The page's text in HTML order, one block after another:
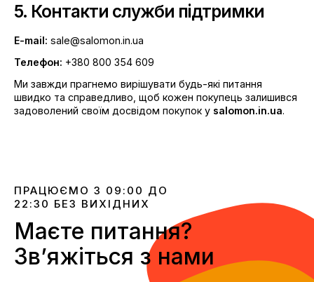
5. Контакти служби підтримки
E-mail: sale@salomon.in.ua
Телефон: +380 800 354 609
Ми завжди прагнемо вирішувати будь-які питання
швидко та справедливо, щоб кожен покупець залишився
задоволений своїм досвідом покупок у salomon.in.ua.
ПРАЦЮЄМО З 09:00 ДО
22:30 БЕЗ ВИХІДНИХ
Маєте питання?
Звʼяжіться з нами